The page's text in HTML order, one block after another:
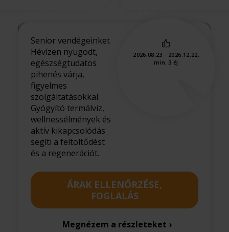
2026.08.23 - 2026.12.22.
min. 3 éj
Senior vendégeinket
Hévízen nyugodt,
egészségtudatos
pihenés várja,
figyelmes
szolgáltatásokkal.
Gyógyító termálvíz,
wellnessélmények és
aktív kikapcsolódás
segíti a feltöltődést
és a regenerációt.
ÁRAK ELLENŐRZÉSE,
FOGLALÁS
Megnézem a részleteket